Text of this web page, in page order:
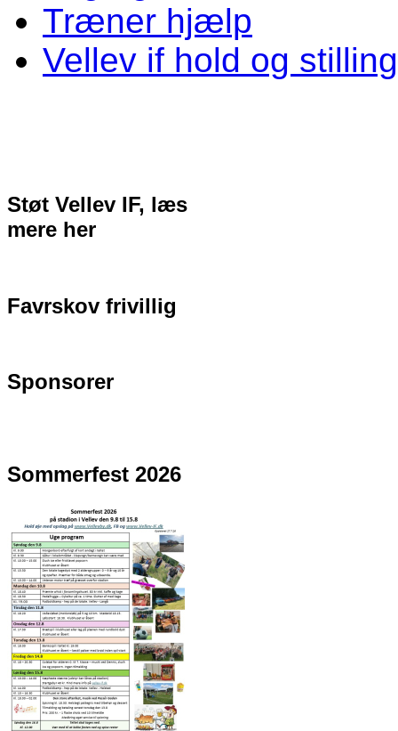
Træner hjælp
Vellev if hold og
Støt Vellev IF, læs
mere her
Favrskov frivillig
Sponsorer
Sommerfest 2026